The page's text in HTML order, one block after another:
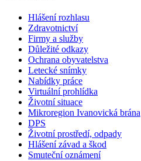
Hlášení rozhlasu
Zdravotnictví
Firmy a služby
Důležité odkazy
Ochrana obyvatelstva
Letecké snímky
Nabídky práce
Virtuální prohlídka
Životní situace
Mikroregion Ivanovická brána
DPS
Životní prostředí, odpady
Hlášení závad a škod
Smuteční oznámení